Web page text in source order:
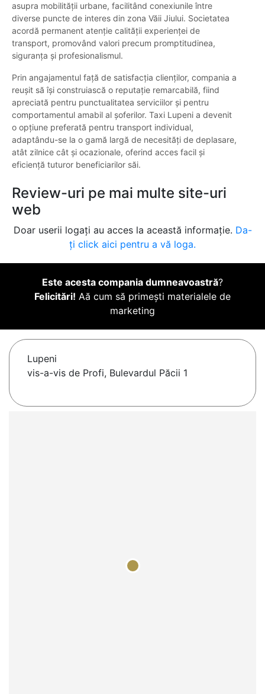
asupra mobilității urbane, facilitând conexiunile între
diverse puncte de interes din zona Văii Jiului. Societatea
acordă permanent atenție calității experienței de
transport, promovând valori precum promptitudinea,
siguranța și profesionalismul.
Prin angajamentul față de satisfacția clienților, compania a
reușit să își construiască o reputație remarcabilă, fiind
apreciată pentru punctualitatea serviciilor și pentru
comportamentul amabil al șoferilor. Taxi Lupeni a devenit
o opțiune preferată pentru transport individual,
adaptându-se la o gamă largă de necesități de deplasare,
atât zilnice cât și ocazionale, oferind acces facil și
eficiență tuturor beneficiarilor săi.
Review-uri pe mai multe site-uri
web
Doar userii logați au acces la această informație. Da-
ți click aici pentru a vă loga.
Este acesta compania dumneavoastră?
Felicitări! Aă cum să primești materialele de
marketing
Lupeni
vis-a-vis de Profi, Bulevardul Păcii 1